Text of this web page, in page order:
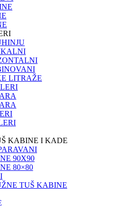
LITRAŽE
KABINE I KADE
90X90
80×80
TUŠ KABINE